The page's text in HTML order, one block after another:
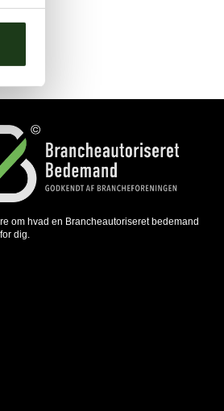
om hvad en Brancheautoriseret bedemand
dig.